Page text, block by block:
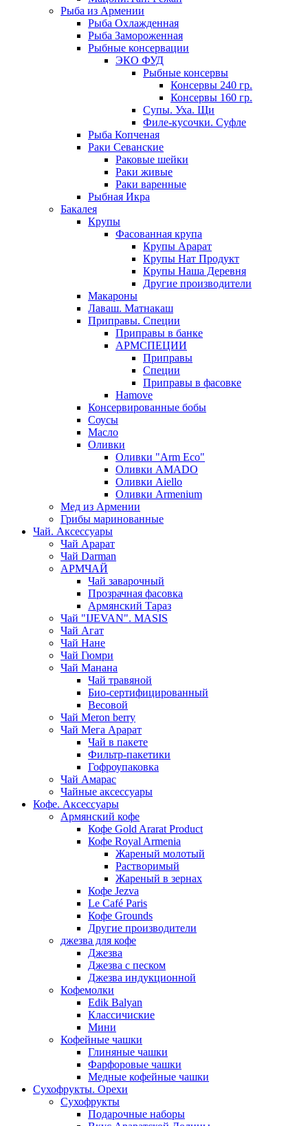
Рыба из Армении
Рыба Охлажденная
Рыба Замороженная
Рыбные консервации
ЭКО ФУД
Рыбные консервы
Консервы 240 гр.
Консервы 160 гр.
Супы. Уха. Щи
Филе-кусочки. Суфле
Рыба Копченая
Раки Севанские
Раковые шейки
Раки живые
Раки варенные
Рыбная Икра
Бакалея
Крупы
Фасованная крупа
Крупы Арарат
Крупы Нат Продукт
Крупы Наша Деревня
Другие производители
Макароны
Лаваш. Матнакаш
Приправы. Специи
Приправы в банке
АРМСПЕЦИИ
Приправы
Специи
Приправы в фасовке
Hamove
Консервированные бобы
Соусы
Масло
Оливки
Оливки "Arm Eco"
Оливки AMADO
Оливки Aiello
Оливки Armenium
Мед из Армении
Грибы маринованные
Чай. Аксессуары
Чай Арарат
Чай Darman
АРМЧАЙ
Чай заварочный
Прозрачная фасовка
Армянский Тараз
Чай "IJEVAN". MASIS
Чай Агат
Чай Нане
Чай Гюмри
Чай Манана
Чай травяной
Био-сертифицированный
Весовой
Чай Meron berry
Чай Мега Арарат
Чай в пакете
Фильтр-пакетики
Гофроупаковка
Чай Амарас
Чайные аксессуары
Кофе. Аксессуары
Армянский кофе
Кофе Gold Ararat Product
Кофе Royal Armenia
Жареный молотый
Растворимый
Жареный в зернах
Кофе Jezva
Le Café Paris
Кофе Grounds
Другие производители
джезва для кофе
Джезва
Джезва с песком
Джезва индукционной
Кофемолки
Edik Balyan
Классичиские
Мини
Кофейные чашки
Глиняные чашки
Фарфоровые чашки
Медные кофейные чашки
Сухофрукты. Орехи
Сухофрукты
Подарочные наборы